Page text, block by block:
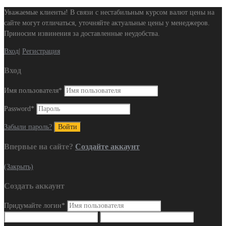
Уважаемые клиенты! В связи с нестабильным курсом валют цены на
сайте могут отличаться, уточняйте актуальные цены у менеджеров.
Приносим извинения за доставленные неудобства.
Вход Регистрация
Вход
Имя пользователя*
Password *
Забыли пароль?
Впервые на сайте? Создайте аккаунт
(Закрыть)
Создать аккаунт
Придумайте логин*